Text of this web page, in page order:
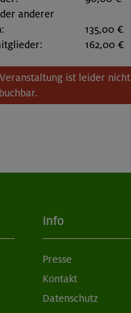
anderer
135,00 €
162,00 €
ist leider nicht
Info
Presse
Kontakt
Datenschutz